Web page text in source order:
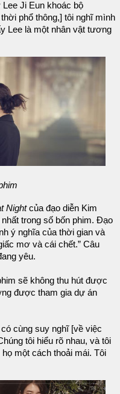
Ji Eun khoác bộ
phổ thông,] tôi nghĩ mình
Lee là một nhân vật tương
Nightcủa đạo diễn Kim
trong số bốn phim. Đạo
ý nghĩa của thời gian và
mơ và cái chết.” Câu
yêu.
sẽ không thu hút được
được tham gia dự án
cùng suy nghĩ [về việc
tôi hiểu rõ nhau, và tôi
một cách thoải mái. Tôi